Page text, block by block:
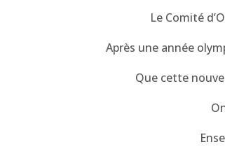
Le Comité
Après une année
Que cette